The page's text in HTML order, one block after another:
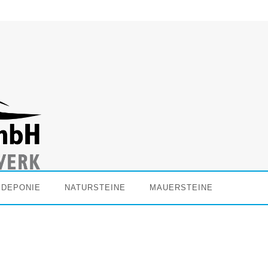
NATURSTEINE MAUERSTEINE